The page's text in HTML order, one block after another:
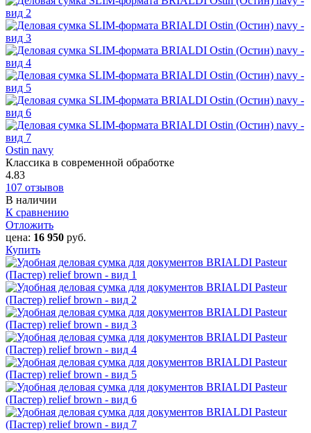
Ostin navy
Классика в современной обработке
4.83
107 отзывов
В наличии
К сравнению
Отложить
цена: 16 950 руб.
Купить